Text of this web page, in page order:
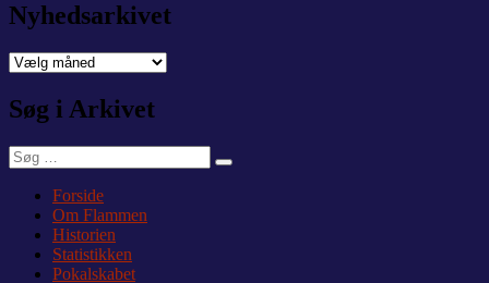
Nyhedsarkivet
Nyhedsarkivet
Søg i Arkivet
Søg
efter:
Søg
Forside
Om Flammen
Historien
Statistikken
Pokalskabet